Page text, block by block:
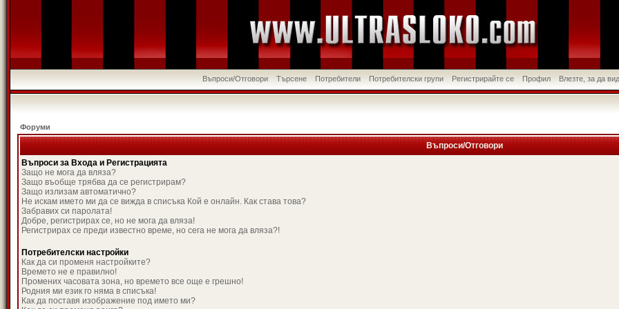
Въпроси/Отговори Търсене Потребители Потребителски групи Регистрирайте се Профил Влезте, за да
Форуми
Въпроси/Отговори
Въпроси за Входа и Регистрацията
Защо не мога да вляза?
Защо въобще трябва да се регистрирам?
Защо излизам автоматично?
Не искам името ми да се вижда в списъка Кой е онлайн. Как става това?
Забравих си паролата!
Добре, регистрирах се, но не мога да вляза!
Регистрирах се преди известно време, но сега не мога да вляза?!
Потребителски настройки
Как да си променя настройките?
Времето не е правилно!
Промених часовата зона, но времето все още е грешно!
Родния ми език го няма в списъка!
Как да поставя изображение под името ми?